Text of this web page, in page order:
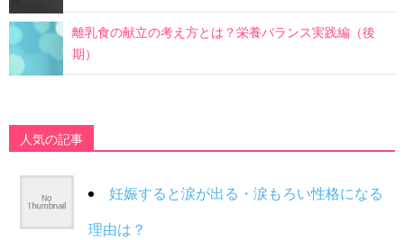
離乳食の献立の考え方とは？栄養バランス実践編（後
期）
人気の記事
妊娠すると涙が出る・涙もろい性格になる
理由は？